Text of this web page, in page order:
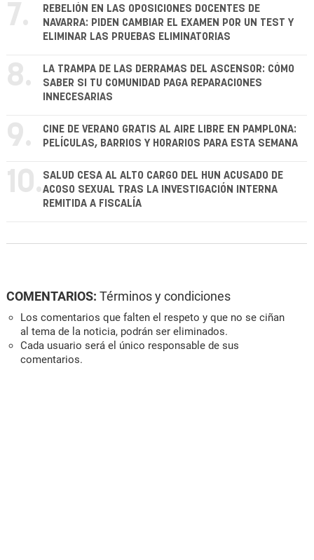
7.
REBELIÓN EN LAS OPOSICIONES DOCENTES DE
NAVARRA: PIDEN CAMBIAR EL EXAMEN POR UN TEST Y
ELIMINAR LAS PRUEBAS ELIMINATORIAS
8.
LA TRAMPA DE LAS DERRAMAS DEL ASCENSOR: CÓMO
SABER SI TU COMUNIDAD PAGA REPARACIONES
INNECESARIAS
9.
CINE DE VERANO GRATIS AL AIRE LIBRE EN PAMPLONA:
PELÍCULAS, BARRIOS Y HORARIOS PARA ESTA SEMANA
10. SALUD CESA AL ALTO CARGO DEL HUN ACUSADO DE
ACOSO SEXUAL TRAS LA INVESTIGACIÓN INTERNA
REMITIDA A FISCALÍA
COMENTARIOS: Términos y condiciones
Los comentarios que falten el respeto y que no se ciñan
al tema de la noticia, podrán ser eliminados.
Cada usuario será el único responsable de sus
comentarios.